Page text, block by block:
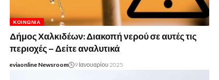
ΚΟΙΝΩΝΊΑ
Δήμος Χαλκιδέων: Διακοπή νερού σε αυτές τις
περιοχές – Δείτε αναλυτικά
eviaonline Newsroom 9 Ιανουαρίου 2025